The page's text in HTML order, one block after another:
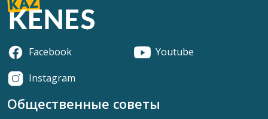
Facebook
Youtube
Instagram
Общественные советы